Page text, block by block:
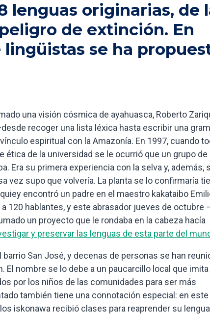
lenguas originarias, de
de extinción. En
se ha
una visión cósmica de ayahuasca, Roberto
recoger una lista léxica hasta escribir una
espiritual con la Amazonía. En 1997, cuando
ética de la universidad se le ocurrió que un grupo de
Era su primera experiencia con la selva y, además,
vez supo que volvería. La planta se lo confirmaría
encontró un padre en el maestro kakataibo
120 hablantes, y este abrasador jueves de octubre
un proyecto que le rondaba en la cabeza hacía
y preservar las lenguas de esta parte del
San José, y decenas de personas se han
El nombre se lo debe a un paucarcillo local que imita
por los niños de las comunidades para ser más
también tiene una connotación especial: en este
iskonawa recibió clases para reaprender su lengua